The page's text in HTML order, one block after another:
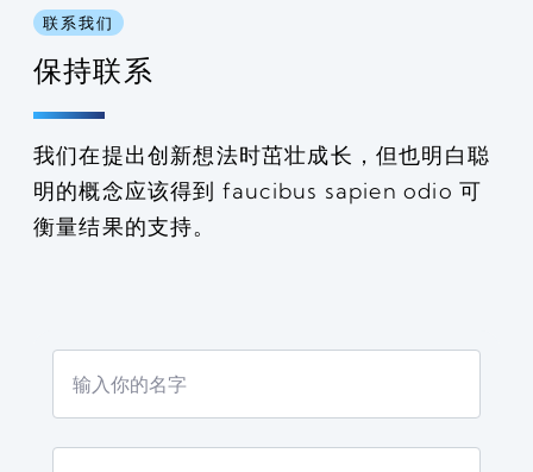
联系我们
保持联系
我们在提出创新想法时茁壮成长，但也明白聪
明的概念应该得到 faucibus sapien odio 可
衡量结果的支持。